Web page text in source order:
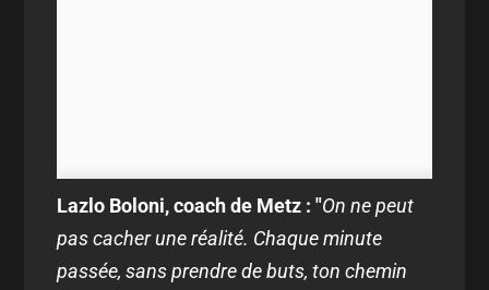
Lazlo Boloni, coach de Metz : "On ne peut
pas cacher une réalité. Chaque minute
passée, sans prendre de buts, ton chemin